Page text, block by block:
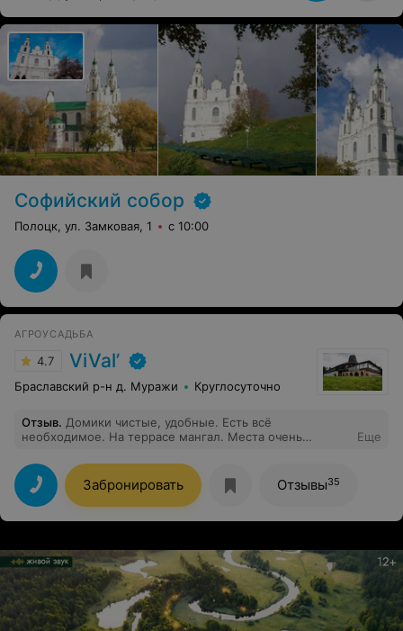
Софийский собор
Полоцк, ул. Замковая, 1 с 10:00
АГРОУСАДЬБА
4.7 ViVal’
Браславский р-н д. Муражи Круглосуточно
Отзыв. Домики чистые, удобные. Есть всё
необходимое. На террасе мангал. Места очень
Очень понравилось. Спасибо.
Еще
Забронировать Отзывы35